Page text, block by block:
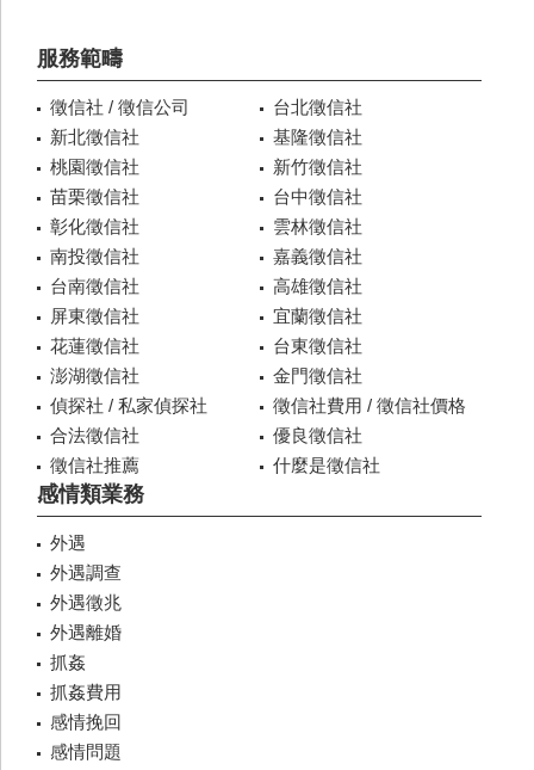
服務範疇
徵信社 / 徵信公司
台北徵信社
新北徵信社
基隆徵信社
桃園徵信社
新竹徵信社
苗栗徵信社
台中徵信社
彰化徵信社
雲林徵信社
南投徵信社
嘉義徵信社
台南徵信社
高雄徵信社
屏東徵信社
宜蘭徵信社
花蓮徵信社
台東徵信社
澎湖徵信社
金門徵信社
偵探社 / 私家偵探社
徵信社費用 / 徵信社價格
合法徵信社
優良徵信社
徵信社推薦
什麼是徵信社
感情類業務
外遇
外遇調查
外遇徵兆
外遇離婚
抓姦
抓姦費用
感情挽回
感情問題